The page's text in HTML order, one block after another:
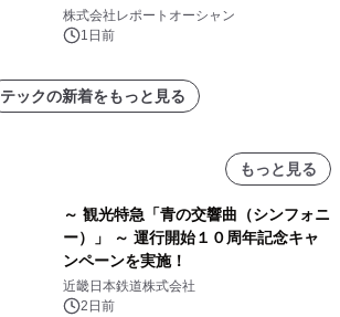
株式会社レポートオーシャン
1日前
テックの新着をもっと見る
もっと見る
～ 観光特急「青の交響曲（シンフォニ
ー）」 ～ 運行開始１０周年記念キャ
ンペーンを実施！
近畿日本鉄道株式会社
2日前